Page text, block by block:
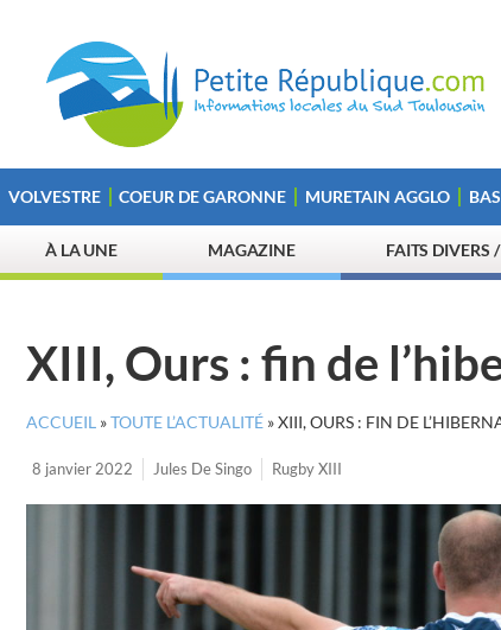
VOLVESTRE COEUR DE GARONNE MURETAIN AGGLO
À LA UNE MAGAZINE FAITS DIVERS
XIII, Ours : fin de
ACCUEIL »TOUTE L’ACTUALITÉ »XIII, OURS : FIN DE
8 janvier 2022 Jules De Singo Rugby XIII